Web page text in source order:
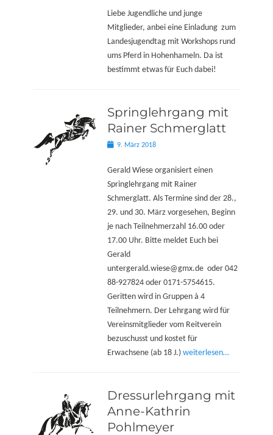
Liebe Jugendliche und junge
Mitglieder, anbei eine Einladung zum
Landesjugendtag mit Workshops rund
ums Pferd in Hohenhameln. Da ist
bestimmt etwas für Euch dabei!
Springlehrgang mit
Rainer Schmerglatt
Posted9. März 2018
Gerald Wiese organisiert einen
Springlehrgang mit Rainer
Schmerglatt. Als Termine sind der 28.,
29. und 30. März vorgesehen, Beginn
je nach Teilnehmerzahl 16.00 oder
17.00 Uhr. Bitte meldet Euch bei
Gerald
untergerald.wiese@gmx.de oder 042
88-927824 oder 0171-5754615.
Geritten wird in Gruppen à 4
Teilnehmern. Der Lehrgang wird für
Vereinsmitglieder vom Reitverein
bezuschusst und kostet für
Erwachsene (ab 18 J.)weiterlesen…
Dressurlehrgang mit
Anne-Kathrin
Pohlmeyer